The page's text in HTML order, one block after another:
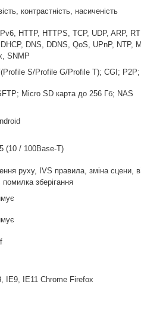
контрастність, насиченість
HTTP, HTTPS, TCP, UDP, ARP,
DNS, DDNS, QoS, UPnP, NTP,
SNMP
S/Profile G/Profile T); CGI;
Micro SD карта до 256 Гб; NAS
(10 / 100Base-T)
руху, IVS правила, зміна сцени,
зберігання
IE9, IE11 Chrome Firefox